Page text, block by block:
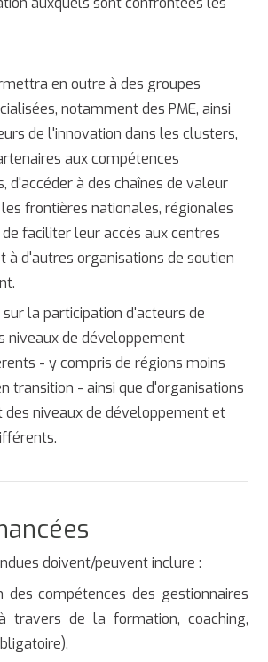
en outre à des groupes
notamment des PME, ainsi
de l'innovation dans les clusters,
aux compétences
d'accéder à des chaînes de valeur
frontières nationales, régionales
faciliter leur accès aux centres
à d'autres organisations de soutien
la participation d'acteurs de
niveaux de développement
- y compris de régions moins
transition - ainsi que d'organisations
niveaux de développement et
doivent/peuvent inclure :
des compétences des gestionnaires
travers de la formation, coaching,